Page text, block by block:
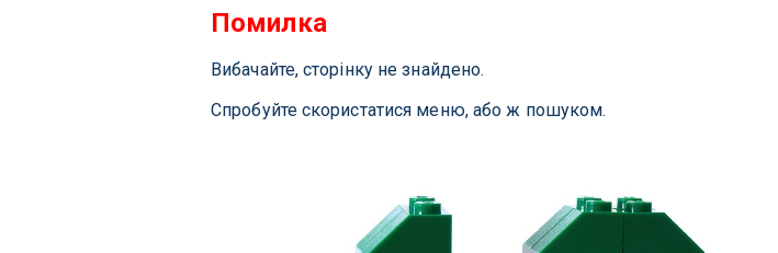
Помилка
Вибачайте, сторінку не знайдено.
Спробуйте скористатися меню, або ж пошуком.